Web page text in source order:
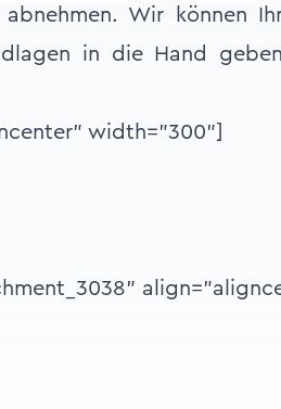
Wir können
in die Hand
width="300"]